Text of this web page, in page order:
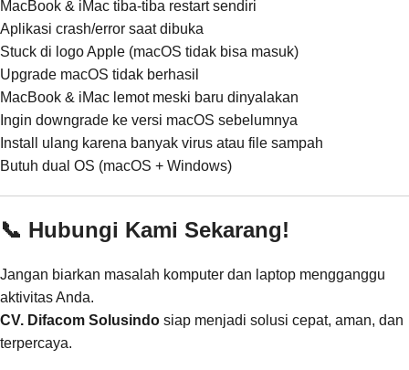
MacBook & iMac tiba-tiba restart sendiri
Aplikasi crash/error saat dibuka
Stuck di logo Apple (macOS tidak bisa masuk)
Upgrade macOS tidak berhasil
MacBook & iMac lemot meski baru dinyalakan
Ingin downgrade ke versi macOS sebelumnya
Install ulang karena banyak virus atau file sampah
Butuh dual OS (macOS + Windows)
📞 Hubungi Kami Sekarang!
Jangan biarkan masalah komputer dan laptop mengganggu
aktivitas Anda.
CV. Difacom Solusindo siap menjadi solusi cepat, aman, dan
terpercaya.